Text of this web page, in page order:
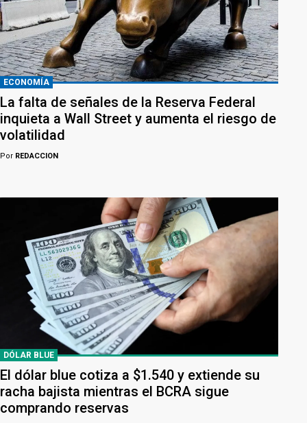
ECONOMÍA
La falta de señales de la Reserva Federal
inquieta a Wall Street y aumenta el riesgo de
volatilidad
Por REDACCION
DÓLAR BLUE
El dólar blue cotiza a $1.540 y extiende su
racha bajista mientras el BCRA sigue
comprando reservas